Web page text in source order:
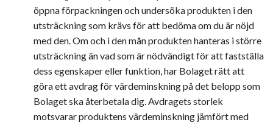
öppna förpackningen och undersöka produkten i den
utsträckning som krävs för att bedöma om du är nöjd
med den. Om och i den mån produkten hanteras i större
utsträckning än vad som är nödvändigt för att fastställa
dess egenskaper eller funktion, har Bolaget rätt att
göra ett avdrag för värdeminskning på det belopp som
Bolaget ska återbetala dig. Avdragets storlek
motsvarar produktens värdeminskning jämfört med